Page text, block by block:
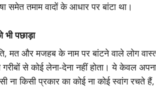
समेत तमाम वादों के आधार पर बांटा था।
पछाड़ा
मत और मजहब के नाम पर बांटने वाले लोग
से कोई लेना-देना नहीं होता। ये केवल
ना किसी प्रकार का कोई ना कोई स्वांग